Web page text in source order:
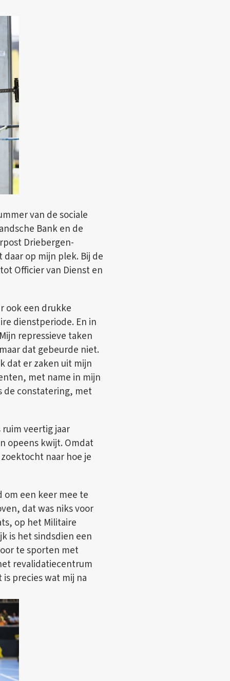
van de sociale
Bank en de
Driebergen-
op mijn plek. Bij de
Officier van Dienst en
ook een drukke
dienstperiode. En in
repressieve taken
dat gebeurde niet.
dat er zaken uit mijn
met name in mijn
de constatering, met
veertig jaar
opeens kwijt. Omdat
naar hoe je
om een keer mee te
dat was niks voor
op het Militaire
is het sindsdien een
te sporten met
revalidatiecentrum
precies wat mij na